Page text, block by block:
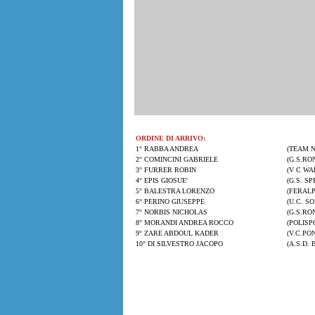
ORDINE DI ARRIVO:
1° RABBA ANDREA
(TEAM
2° COMINCINI GABRIELE
3° FURRER ROBIN
(V C
4° EPIS GIOSUE'
(G.S.
5° BALESTRA LORENZO
6° PERINO GIUSEPPE
(U.C.
7° NORBIS NICHOLAS
8° MORANDI ANDREA ROCCO
9° ZARE ABDOUL KADER
10° DI SILVESTRO JACOPO
(A.S.D.